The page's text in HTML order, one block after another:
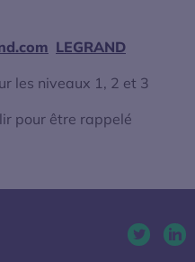
LEGRAND
les niveaux 1, 2 et 3
pour être rappelé